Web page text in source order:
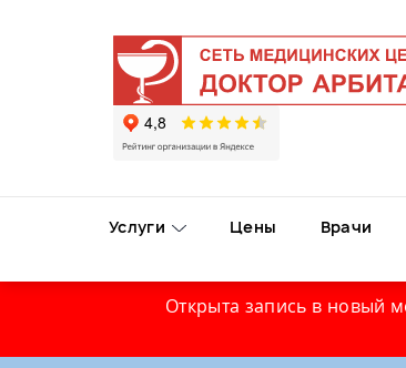
Услуги Цены Врачи
Открыта запись в новый